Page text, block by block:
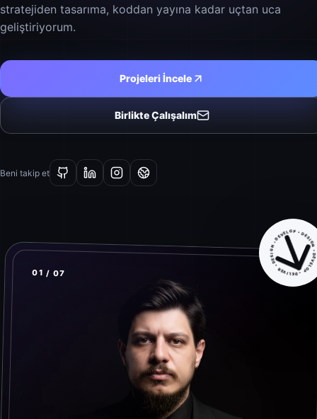
stratejiden tasarıma, koddan yayına kadar uçtan uca
geliştiriyorum.
Projeleri İncele
Birlikte Çalışalım
Beni takip et
01 / 07 DESIGN • DEVELOP • DELIVER • DESIGN •